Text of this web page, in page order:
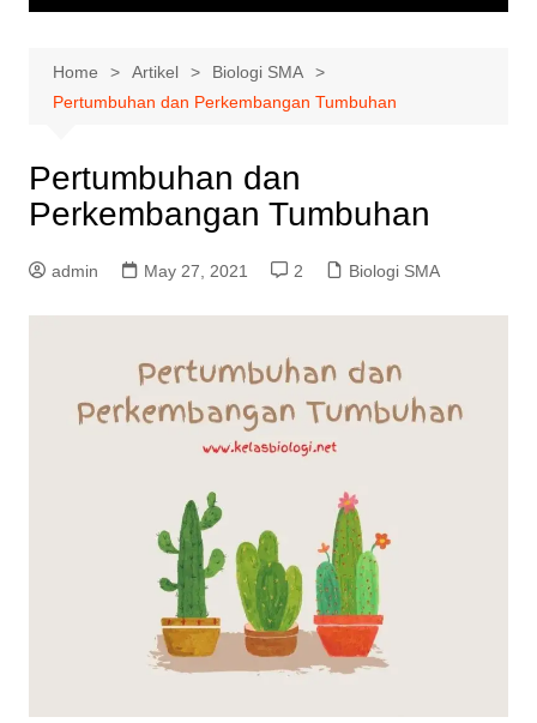
Home Artikel
Biologi SMA
Pertumbuhan dan Perkembangan Tumbuhan
Pertumbuhan dan
Perkembangan Tumbuhan
admin May 27, 2021 2 Biologi SMA